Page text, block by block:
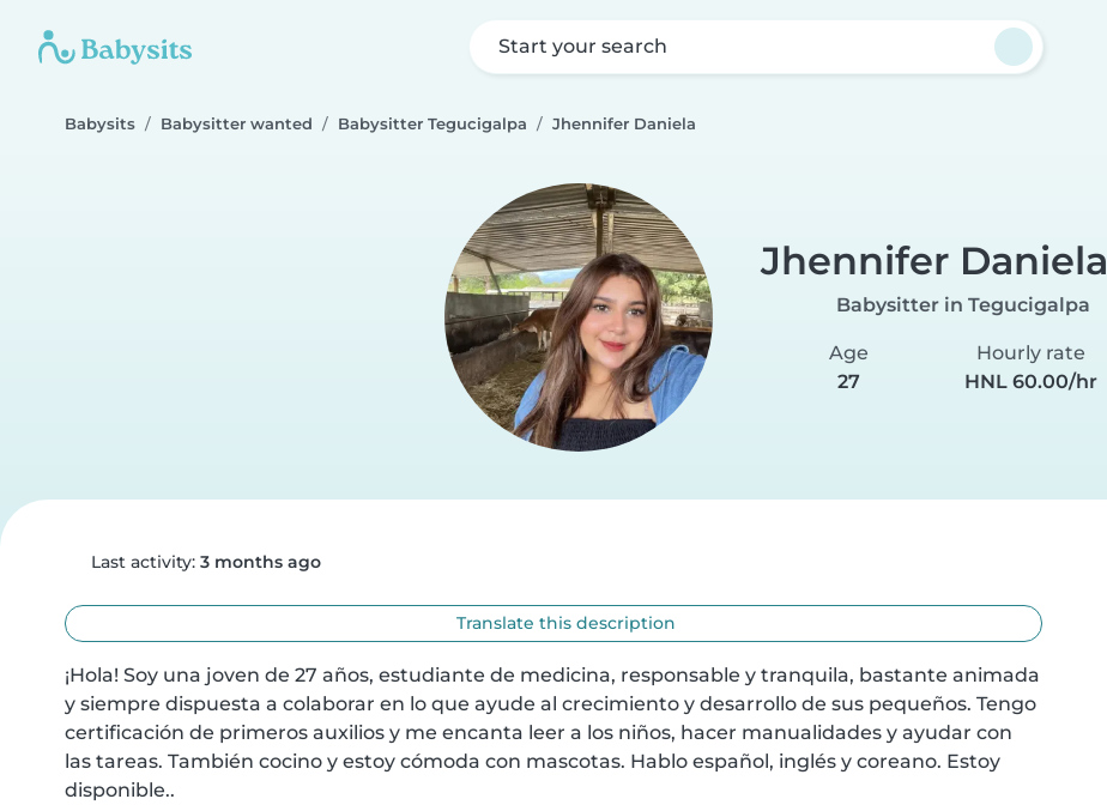
Start your search
Babysits Babysitter wanted Babysitter Tegucigalpa Jhennifer Daniela
Jhennifer Daniela
Babysitter in Tegucigalpa
Age
27
Hourly rate
HNL 60.00/hr
Last activity: 3 months ago
Translate this description
¡Hola! Soy una joven de 27 años, estudiante de medicina, responsable y tranquila, bastante animada
y siempre dispuesta a colaborar en lo que ayude al crecimiento y desarrollo de sus pequeños. Tengo
certificación de primeros auxilios y me encanta leer a los niños, hacer manualidades y ayudar con
las tareas. También cocino y estoy cómoda con mascotas. Hablo español, inglés y coreano. Estoy
disponible..